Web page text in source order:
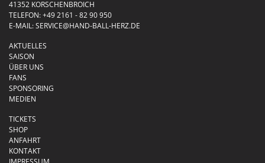
41352 KORSCHENBROICH
TELEFON:+49 2161 - 82 90 950
E-MAIL:SERVICE@HAND-BALL-HERZ.DE
AKTUELLES
SAISON
ÜBER UNS
FANS
SPONSORING
MEDIEN
TICKETS
SHOP
ANFAHRT
KONTAKT